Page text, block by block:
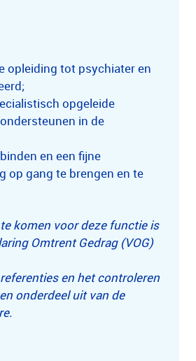
opleiding tot psychiater en
opgeleide
in de
en een fijne
op gang te brengen en te
komen voor deze functie is
Omtrent Gedrag (VOG)
en het controleren
onderdeel uit van de